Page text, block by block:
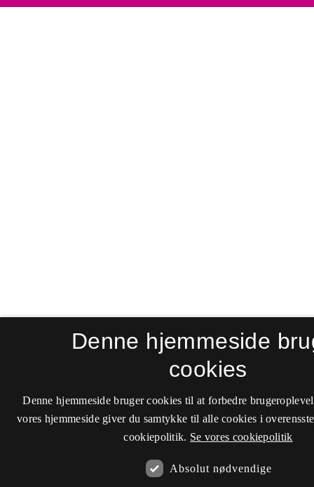
Denne hjemmeside
cookies
Denne hjemmeside bruger cookies til at forbedre
vores hjemmeside giver du samtykke til alle cookies i
cookiepolitik. Se vores cookiepolitik
Absolut nødvendige